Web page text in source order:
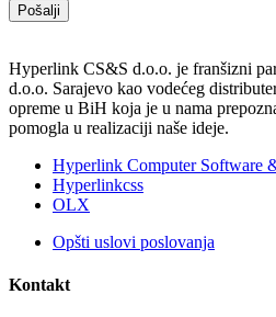
Pošalji
Hyperlink CS&S d.o.o. je franšizni
d.o.o. Sarajevo kao vodećeg
opreme u BiH koja je u nama
pomogla u realizaciji naše ideje.
Hyperlink Computer Software
Hyperlinkcss
OLX
Opšti uslovi poslovanja
Kontakt